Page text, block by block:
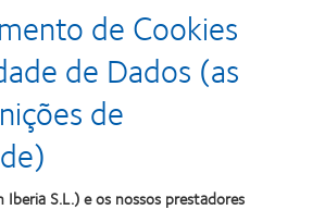
Learn
more
about
Produto
do
Ano
Contactoabout
de Cookies
de Dados (as
de
Iberia S.L.) e os nossos prestadores